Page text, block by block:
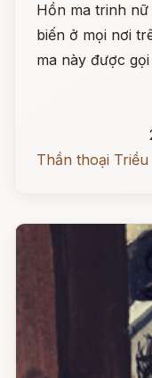
Hồn ma trinh
biến ở mọi nơi
ma này được
Thần thoại Triều